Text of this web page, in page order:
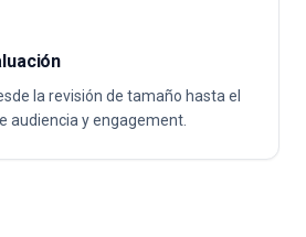
la revisión de tamaño hasta el
audiencia y engagement.